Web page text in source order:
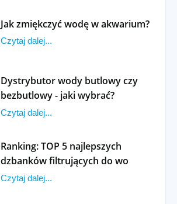
Jak zmiękczyć wodę w akwarium?
Czytaj dalej...
Dystrybutor wody butlowy czy
bezbutlowy - jaki wybrać?
Czytaj dalej...
Ranking: TOP 5 najlepszych
dzbanków filtrujących do wo
Czytaj dalej...